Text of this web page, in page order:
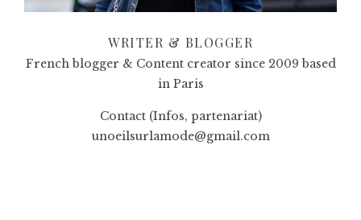
WRITER & BLOGGER
French blogger & Content creator since 2009 based
in Paris
Contact (Infos, partenariat)
unoeilsurlamode@gmail.com